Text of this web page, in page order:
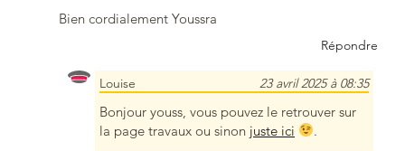
Bien cordialement Youssra
Répondre
Louise 23 avril 2025 à 08:35
Bonjour youss, vous pouvez le retrouver sur
la page travaux ou sinon juste ici .